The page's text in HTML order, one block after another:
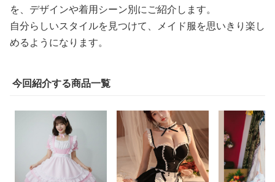
を、デザインや着用シーン別にご紹介します。
自分らしいスタイルを見つけて、メイド服を思いきり楽し
めるようになります。
今回紹介する商品一覧